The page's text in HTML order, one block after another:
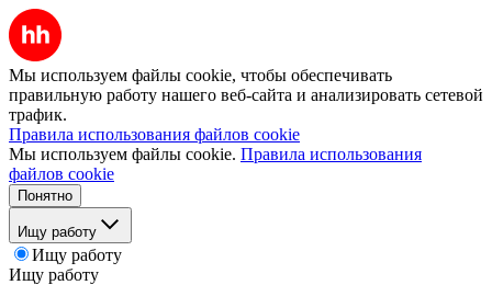
Мы используем файлы cookie, чтобы обеспечивать
правильную работу нашего веб-сайта и анализировать сетевой
трафик.
Правила использования файлов cookie
Мы используем файлы cookie. Правила использования
файлов cookie
Понятно
Ищу работу
Ищу работу
Ищу работу